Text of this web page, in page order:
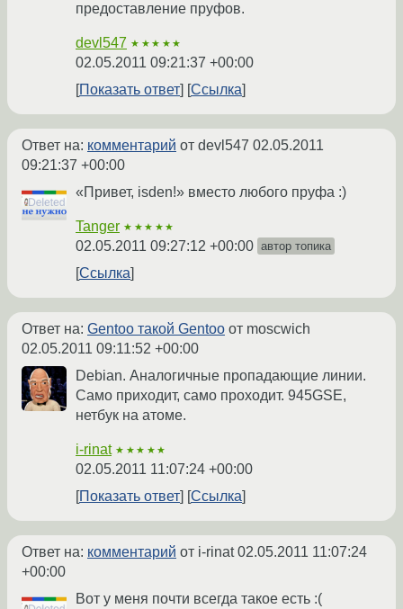
предоставление пруфов.
devl547 ★★★★★
02.05.2011 09:21:37 +00:00
Показать ответ
Ссылка
Ответ на: комментарий от devl547 02.05.2011
09:21:37 +00:00
«Привет, isden!» вместо любого пруфа :)
Tanger ★★★★★
02.05.2011 09:27:12 +00:00 автор топика
Ссылка
Ответ на: Gentoo такой Gentoo от moscwich
02.05.2011 09:11:52 +00:00
Debian. Аналогичные пропадающие линии.
Само приходит, само проходит. 945GSE,
нетбук на атоме.
i-rinat ★★★★★
02.05.2011 11:07:24 +00:00
Показать ответ
Ссылка
Ответ на: комментарий от i-rinat02.05.2011 11:07:24
+00:00
Вот у меня почти всегда такое есть :(